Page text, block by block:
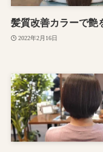
髪質改善カラーで艶
2022年2月16日